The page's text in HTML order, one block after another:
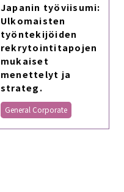
Japanin työviisumi:
Ulkomaisten
työntekijöiden
rekrytointitapojen
mukaiset
menettelyt ja
strateg.
General Corporate